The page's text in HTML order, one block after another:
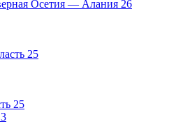
Осетия — Алания 26
25
25